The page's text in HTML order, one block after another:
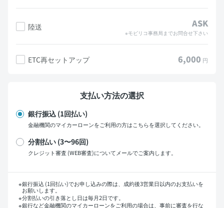
陸送 ASK
※モビリコ事務局までお問合せ下さい
ETC再セットアップ 6,000 円
支払い方法の選択
銀行振込 (1回払い)
金融機関のマイカーローンをご利用の方はこちらを選択してください。
分割払い (3〜96回)
クレジット審査 (WEB審査)についてメールでご案内します。
支払い回数
銀行振込 (1回払い)でお申し込みの際は、成約後3営業日以内のお支払いを
お願いします。
分割払いの引き落とし日は毎月2日です。
銀行など金融機関のマイカーローンをご利用の場合は、事前に審査を行な